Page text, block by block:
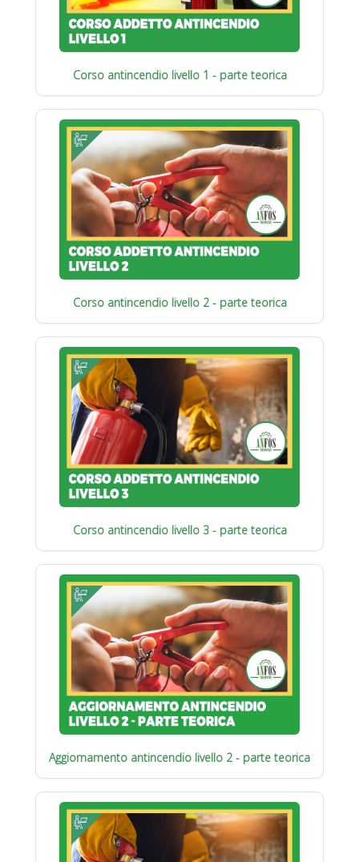
Corso antincendio livello 1 - parte teorica
Corso antincendio livello 2 - parte teorica
Corso antincendio livello 3 - parte teorica
Aggiornamento antincendio livello 2 - parte teorica